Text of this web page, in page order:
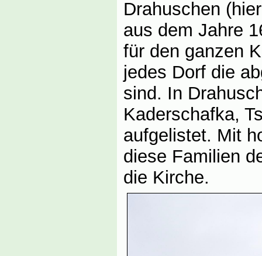
Drahuschen
aus dem Jahre
für den ganzen
jedes Dorf die
sind. In
Kaderschafka,
aufgelistet. Mit
diese Familien
die Kirche.